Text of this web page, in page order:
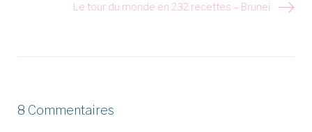
Le tour du monde en 232 recettes – Bruneï
8 Commentaires